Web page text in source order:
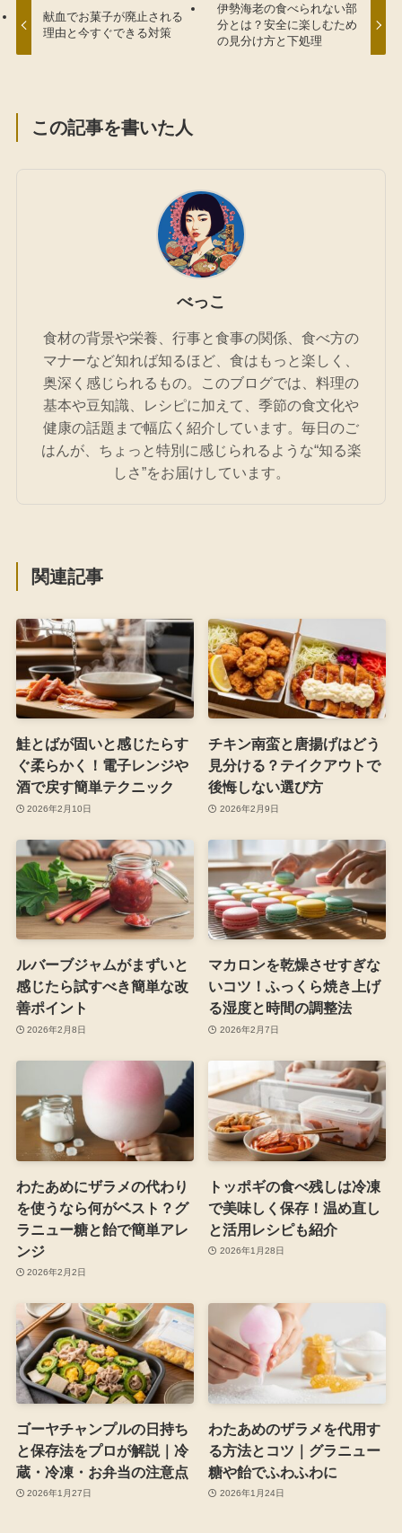
献血でお菓子が廃止される
理由と今すぐできる対策
伊勢海老の食べられない部
分とは？安全に楽しむため
の見分け方と下処理
この記事を書いた人
べっこ
食材の背景や栄養、行事と食事の関係、食べ方の
マナーなど知れば知るほど、食はもっと楽しく、
奥深く感じられるもの。このブログでは、料理の
基本や豆知識、レシピに加えて、季節の食文化や
健康の話題まで幅広く紹介しています。毎日のご
はんが、ちょっと特別に感じられるような“知る楽
しさ”をお届けしています。
関連記事
鮭とばが固いと感じたらす
ぐ柔らかく！電子レンジや
酒で戻す簡単テクニック
2026年2月10日
チキン南蛮と唐揚げはどう
見分ける？テイクアウトで
後悔しない選び方
2026年2月9日
ルバーブジャムがまずいと
感じたら試すべき簡単な改
善ポイント
2026年2月8日
マカロンを乾燥させすぎな
いコツ！ふっくら焼き上げ
る湿度と時間の調整法
2026年2月7日
わたあめにザラメの代わり
を使うなら何がベスト？グ
ラニュー糖と飴で簡単アレ
ンジ
2026年2月2日
トッポギの食べ残しは冷凍
で美味しく保存！温め直し
と活用レシピも紹介
2026年1月28日
ゴーヤチャンプルの日持ち
と保存法をプロが解説｜冷
蔵・冷凍・お弁当の注意点
2026年1月27日
わたあめのザラメを代用す
る方法とコツ｜グラニュー
糖や飴でふわふわに
2026年1月24日